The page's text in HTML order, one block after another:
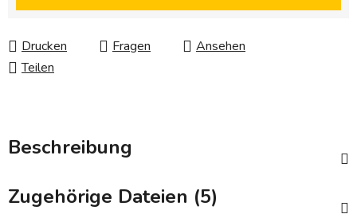
Drucken Fragen
Ansehen
Teilen
Beschreibung
Zugehörige Dateien (5)